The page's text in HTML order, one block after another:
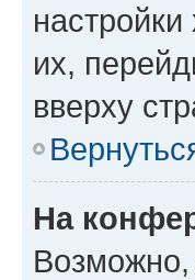
их,
вверху
На
Возможно,